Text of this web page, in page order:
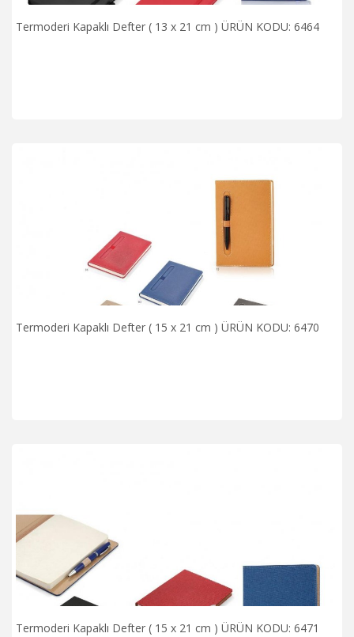
Termoderi Kapaklı Defter ( 13 x 21 cm ) ÜRÜN KODU: 6464
Termoderi Kapaklı Defter ( 15 x 21 cm ) ÜRÜN KODU: 6470
Termoderi Kapaklı Defter ( 15 x 21 cm ) ÜRÜN KODU: 6471